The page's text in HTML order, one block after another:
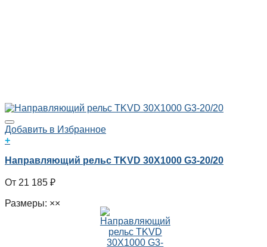
Добавить в Избранное
+
Направляющий рельс TKVD 30X1000 G3-20/20
21 185 ₽
Размеры: ××